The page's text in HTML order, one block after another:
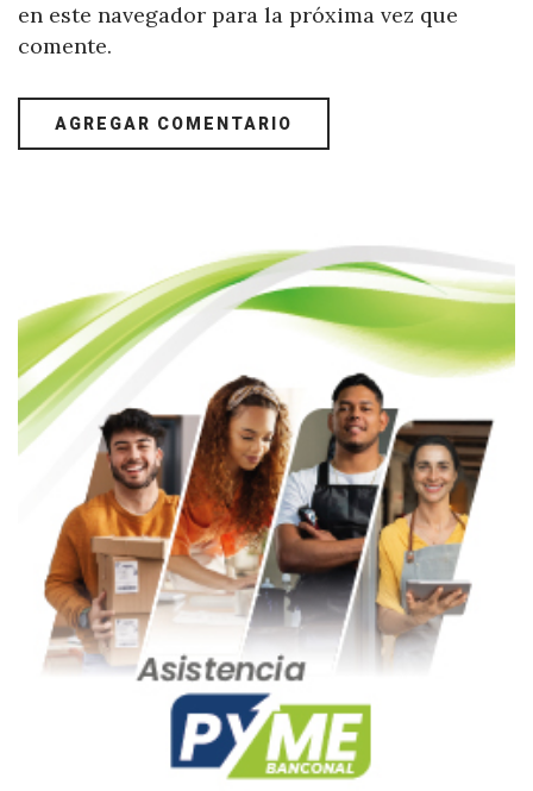
en este navegador para la próxima vez que
comente.